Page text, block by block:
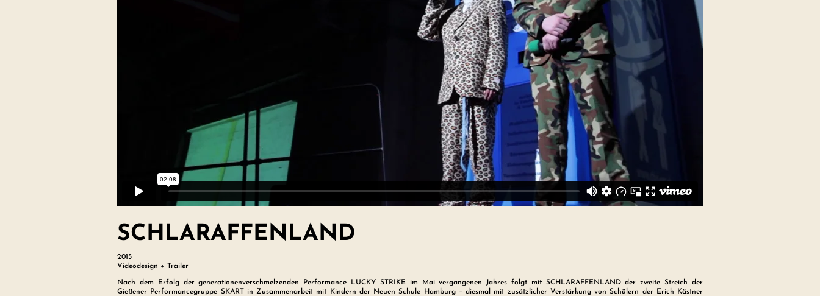
SCHLARAFFENLAND
2015
Videodesign + Trailer
Nach dem Erfolg der generationenverschmelzenden Performance LUCKY STRIKE im Mai vergangenen Jahres folgt mit SCHLARAFFENLAND der zweite Streich der
Gießener Performancegruppe SKART in Zusammenarbeit mit Kindern der Neuen Schule Hamburg – diesmal mit zusätzlicher Verstärkung von Schülern der Erich Kästner